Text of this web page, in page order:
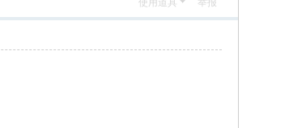
使用道具 举报